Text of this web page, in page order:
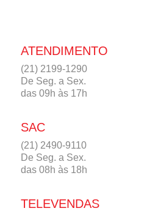
ATENDIMENTO
(21) 2199-1290
De Seg. a Sex.
das 09h às 17h
SAC
(21) 2490-9110
De Seg. a Sex.
das 08h às 18h
TELEVENDAS